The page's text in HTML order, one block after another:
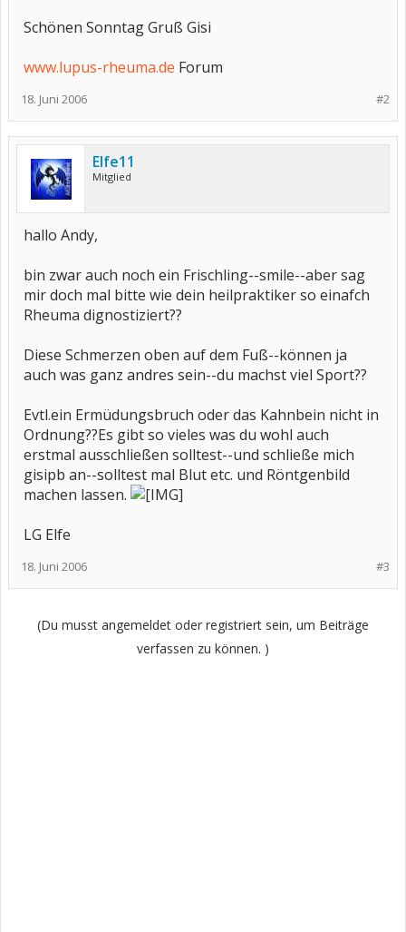
Schönen Sonntag Gruß Gisi
www.lupus-rheuma.de Forum
#2
18. Juni 2006
Elfe11
Mitglied
hallo Andy,
bin zwar auch noch ein Frischling--smile--aber sag
mir doch mal bitte wie dein heilpraktiker so einafch
Rheuma dignostiziert??
Diese Schmerzen oben auf dem Fuß--können ja
auch was ganz andres sein--du machst viel Sport??
Evtl.ein Ermüdungsbruch oder das Kahnbein nicht in
Ordnung??Es gibt so vieles was du wohl auch
erstmal ausschließen solltest--und schließe mich
gisipb an--solltest mal Blut etc. und Röntgenbild
machen lassen.
LG Elfe
#3
18. Juni 2006
(Du musst angemeldet oder registriert sein, um Beiträge
verfassen zu können. )